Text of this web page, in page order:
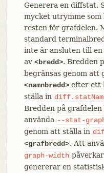
Generera en diffstat.
mycket utrymme som
resten för grafdelen.
standard
inte är ansluten till en
av <bredd>. Bredden
begränsas genom att
<namnbredd>efter ett
ställa in
Bredden på
använda --stat-
genom att ställa in
<grafbredd>. Att
graph-width
genererar en